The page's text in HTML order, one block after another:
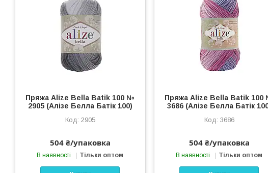
Пряжа Alize Bella Batik 100 №
2905 (Алізе Белла Батік 100)
2905
504 ₴/упаковка
В наявності Тільки оптом
Пряжа Alize Bella Batik 100
3686 (Алізе Белла Батік
3686
504 ₴/упаковка
В наявності Тільки оптом